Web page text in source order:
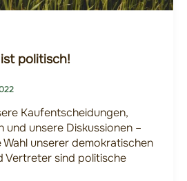
politisch!
Kaufentscheidungen,
und unsere Diskussionen –
unserer demokratischen
Vertreter sind politische